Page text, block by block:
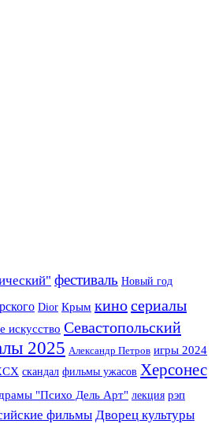
фестиваль Новый год
Dior Крым киносериалы
искусство Севастопольский
2025 Александр Петров игры 2024
скандал фильмы ужасов Херсонес
"Психо Дель Арт" лекция рэп
фильмы Дворец культуры